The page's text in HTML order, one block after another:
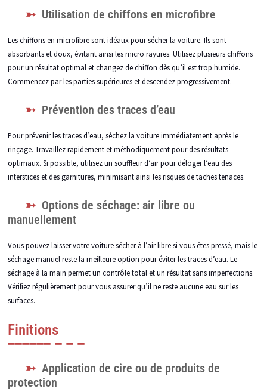
Utilisation de chiffons en microfibre
Les chiffons en microfibre sont idéaux pour sécher la voiture. Ils sont
absorbants et doux, évitant ainsi les micro rayures. Utilisez plusieurs chiffons
pour un résultat optimal et changez de chiffon dès qu’il est trop humide.
Commencez par les parties supérieures et descendez progressivement.
Prévention des traces d’eau
Pour prévenir les traces d’eau, séchez la voiture immédiatement après le
rinçage. Travaillez rapidement et méthodiquement pour des résultats
optimaux. Si possible, utilisez un souffleur d’air pour déloger l’eau des
interstices et des garnitures, minimisant ainsi les risques de taches tenaces.
Options de séchage: air libre ou
manuellement
Vous pouvez laisser votre voiture sécher à l’air libre si vous êtes pressé, mais le
séchage manuel reste la meilleure option pour éviter les traces d’eau. Le
séchage à la main permet un contrôle total et un résultat sans imperfections.
Vérifiez régulièrement pour vous assurer qu’il ne reste aucune eau sur les
surfaces.
Finitions
Application de cire ou de produits de
protection